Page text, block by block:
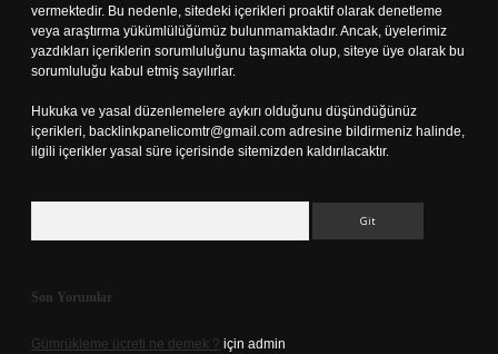
vermektedir. Bu nedenle, sitedeki içerikleri proaktif olarak denetleme
veya araştırma yükümlülüğümüz bulunmamaktadır. Ancak, üyelerimiz
yazdıkları içeriklerin sorumluluğunu taşımakta olup, siteye üye olarak bu
sorumluluğu kabul etmiş sayılırlar.
Hukuka ve yasal düzenlemelere aykırı olduğunu düşündüğünüz
içerikleri, backlinkpanelicomtr@gmail.com adresine bildirmeniz halinde,
ilgili içerikler yasal süre içerisinde sitemizden kaldırılacaktır.
Son Yorumlar
Gümrükleme ücreti ne demek ? için admin